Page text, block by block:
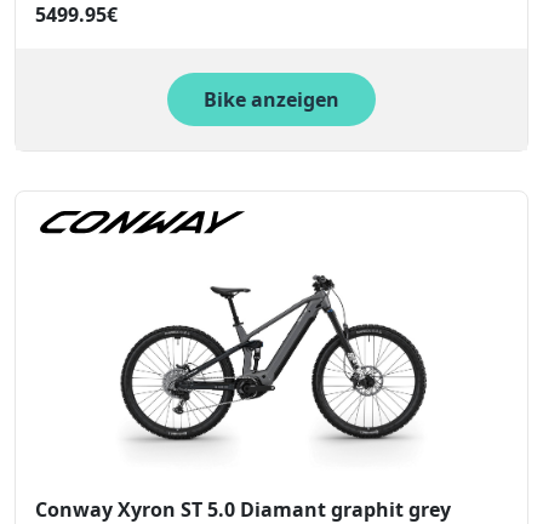
5499.95€
Bike anzeigen
Conway Xyron ST 5.0 Diamant graphit grey